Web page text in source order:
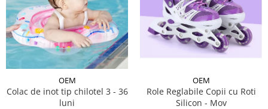
OEM
Colac de inot tip chilotel 3 - 36
luni
OEM
Role Reglabile Copii cu Roti
Silicon - Mov